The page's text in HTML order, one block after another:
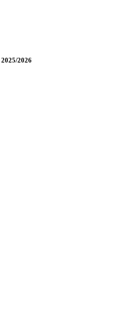
2025/2026